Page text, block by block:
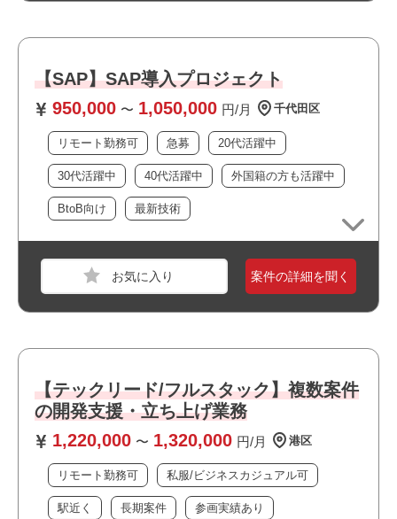
【SAP】SAP導入プロジェクト
950,000 〜 1,050,000 円/月 千代田区
リモート勤務可 急募 20代活躍中
30代活躍中 40代活躍中 外国籍の方も活躍中
BtoB向け 最新技術
・幅広い年齢層の方が活躍しています
・様々な国籍の方が活躍しています
・女性も多数活躍中です
案件の詳細を聞く
【テックリード/フルスタック】複数案件
の開発支援・立ち上げ業務
1,220,000 〜 1,320,000 円/月 港区
リモート勤務可 私服/ビジネスカジュアル可
駅近く 長期案件 参画実績あり
業界
サービス
スキル
Go,AWS,GCP,MySQL,Redis
必須スキル
スキルに関して応募時に〇×の回答をお願いいたします。
・大規模システムにおける技術選定などの意志決定に関わ
ップする力
・課題設定力および関係者の巻き込みながら計画を遂行す
の経験
・RDBでのパフォーマンスを意識したコードを書くことが
できる方
・サーバーサイドをTDD(テスト駆動設計)で書いたことが
ある方
・型のある言語での開発経験
職種
PM
スキル
Python
必須スキル
・PMまたはPMOとしてのプロジェクト推進経験
・顧客折衝経験
・プロジェクトの進行管理経験